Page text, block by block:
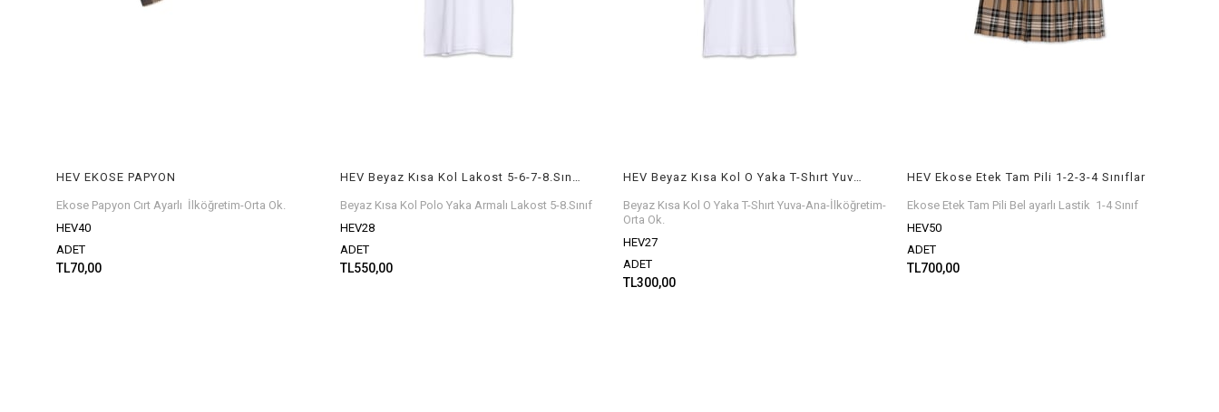
HEV EKOSE PAPYON
Ekose Papyon Cırt Ayarlı İlköğretim-Orta Ok.
HEV40
ADET
TL70,00
HEV Beyaz Kısa Kol Lakost 5-6-7-8.Sınıflar
Beyaz Kısa Kol Polo Yaka Armalı Lakost 5-8.Sınıf
HEV28
ADET
TL550,00
HEV Beyaz Kısa Kol O Yaka T-Shırt Yuva-Ana-İlköğretim-Orta ok.
Beyaz Kısa Kol O Yaka T-Shırt Yuva-Ana-İlköğretim-
Orta Ok.
HEV27
ADET
TL300,00
HEV Ekose Etek Tam Pili 1-2-3-4 Sınıflar
Ekose Etek Tam Pili Bel ayarlı Lastik 1-4 Sınıf
HEV50
ADET
TL700,00